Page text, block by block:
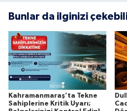
Bunlar da ilginizi
Kahramanmaraş’ta Tekne
Sahiplerine Kritik Uyarı;